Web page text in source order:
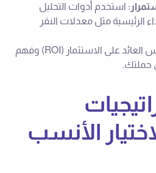
استخدم أدوات التحليل
الرئيسية مثل معدلات النقر
قم بقياس العائد على الاستثمار (ROI) وفهم
حملتك.
الأنسب